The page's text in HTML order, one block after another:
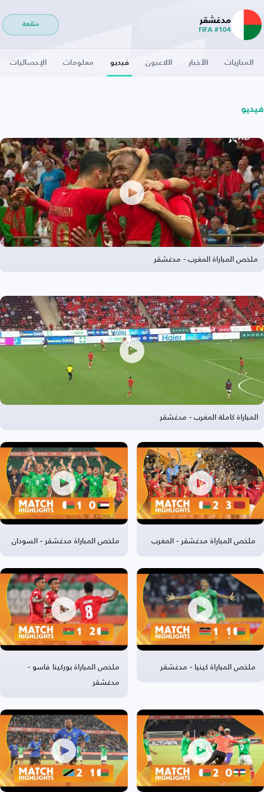
مدغشقر
FIFA #104
متابعة
المباريات الأخبار اللاعبون فيديو معلومات الإحصائيات
فيديو
ملخص المباراة المغرب - مدغشقر
المباراة كاملة المغرب - مدغشقر
ملخص المباراة مدغشقر - المغرب ملخص المباراة مدغشقر - السودان
ملخص المباراة كينيا - مدغشقر
ملخص المباراة بوركينا فاسو -
مدغشقر